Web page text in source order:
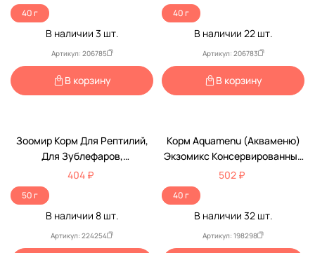
40 г
В наличии 3 шт.
Артикул: 206785
В корзину
40 г
В наличии 22шт.
Артикул: 206783
В корзину
Зоомир Корм Для Рептилий,
Для Зублефаров,
Насекомоядных Рептилий И
Амфибий Желируемый 50г
404 ₽
50 г
В наличии 8шт.
Артикул: 224254
Корм Aquamenu (Акваменю)
Экзомикс Консервированный
40г
502 ₽
40 г
В наличии 32шт.
Артикул: 198298